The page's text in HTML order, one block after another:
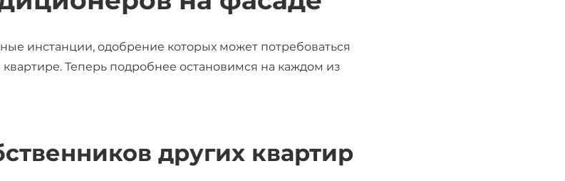
инстанции, одобрение которых может потребоваться
Теперь подробнее остановимся на каждом из
других квартир